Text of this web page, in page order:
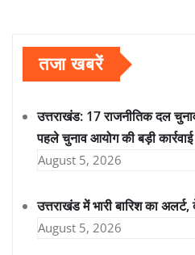
तजा खबरें
उत्तराखंड: 17 राजनीतिक दल
पहले चुनाव आयोग की बड़ी कार्रवाई
August 5, 2026
उत्तराखंड में भारी बारिश का
August 5, 2026